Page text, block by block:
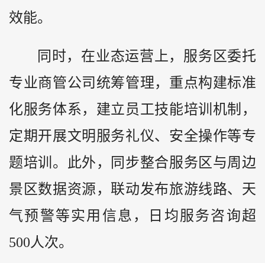
效能。
同时，在业态运营上，服务区委托
专业商管公司统筹管理，重点构建标准
化服务体系，建立员工技能培训机制，
定期开展文明服务礼仪、安全操作等专
题培训。此外，同步整合服务区与周边
景区数据资源，联动发布旅游线路、天
气预警等实用信息，日均服务咨询超
500人次。